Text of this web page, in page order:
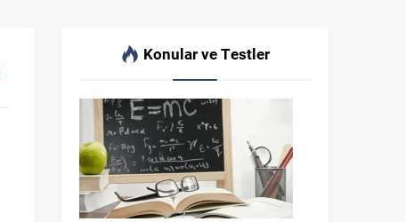
Konular ve Testler